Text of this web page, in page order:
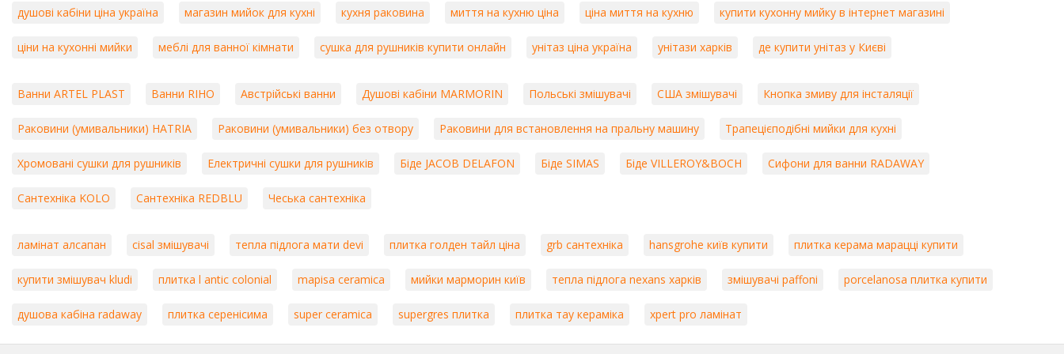
душові кабіни ціна україна магазин мийок для кухні кухня раковина миття на кухню ціна ціна миття на кухню купити кухонну мийку в інтернет магазині
ціни на кухонні мийки меблі для ванної кімнати сушка для рушників купити онлайн унітаз ціна україна унітази харків де купити унітаз у Києві
Ванни ARTEL PLAST Ванни RIHO Австрійські ванни Душові кабіни MARMORIN Польські змішувачі США змішувачі Кнопка змиву для інсталяції
Раковини (умивальники) HATRIA Раковини (умивальники) без отвору Раковини для встановлення на пральну машину Трапецієподібні мийки для кухні
Хромовані сушки для рушників Електричні сушки для рушників Біде JACOB DELAFON Біде SIMAS Біде VILLEROY&BOCH Сифони для ванни RADAWAY
Сантехніка KOLO Сантехніка REDBLU Чеська сантехніка
ламінат алсапан cisal змішувачі тепла підлога мати devi плитка голден тайл ціна grb сантехніка hansgrohe київ купити плитка керама марацці купити
купити змішувач kludi плитка l antic colonial mapisa ceramica мийки марморин київ тепла підлога nexans харків змішувачі paffoni porcelanosa плитка купити
душова кабіна radaway плитка серенісима super ceramica supergres плитка плитка тау кераміка xpert pro ламінат